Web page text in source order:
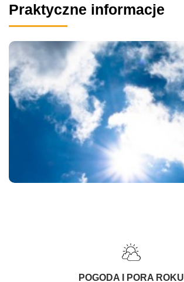
Praktyczne informacje
POGODA I PORA ROKU